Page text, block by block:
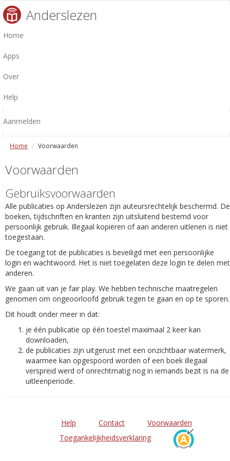
Anderslezen
Home
Apps
Over
Help
Aanmelden
Home Voorwaarden
Voorwaarden
Gebruiksvoorwaarden
Alle publicaties op Anderslezen zijn auteursrechtelijk beschermd. De
boeken, tijdschriften en kranten zijn uitsluitend bestemd voor
persoonlijk gebruik. Illegaal kopiëren of aan anderen uitlenen is niet
toegestaan.
De toegang tot de publicaties is beveiligd met een persoonlijke
login en wachtwoord. Het is niet toegelaten deze login te delen met
anderen.
We gaan uit van je fair play. We hebben technische maatregelen
genomen om ongeoorloofd gebruik tegen te gaan en op te sporen.
Dit houdt onder meer in dat:
je één publicatie op één toestel maximaal 2 keer kan
downloaden,
de publicaties zijn uitgerust met een onzichtbaar watermerk,
waarmee kan opgespoord worden of een boek illegaal
verspreid werd of onrechtmatig nog in iemands bezit is na de
uitleenperiode.
Help Contact
Voorwaarden
Toegankelijkheidsverklaring